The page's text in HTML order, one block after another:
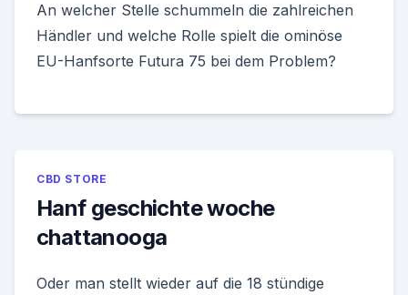
An welcher Stelle schummeln die zahlreichen
Händler und welche Rolle spielt die ominöse
EU-Hanfsorte Futura 75 bei dem Problem?
CBD STORE
Hanf geschichte woche
chattanooga
Oder man stellt wieder auf die 18 stündige